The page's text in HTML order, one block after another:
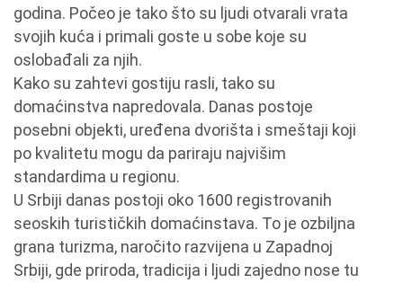
godina. Počeo je tako što su ljudi otvarali vrata
svojih kuća i primali goste u sobe koje su
oslobađali za njih.
Kako su zahtevi gostiju rasli, tako su
domaćinstva napredovala. Danas postoje
posebni objekti, uređena dvorišta i smeštaji koji
po kvalitetu mogu da pariraju najvišim
standardima u regionu.
U Srbiji danas postoji oko 1600 registrovanih
seoskih turističkih domaćinstava. To je ozbiljna
grana turizma, naročito razvijena u Zapadnoj
Srbiji, gde priroda, tradicija i ljudi zajedno nose tu